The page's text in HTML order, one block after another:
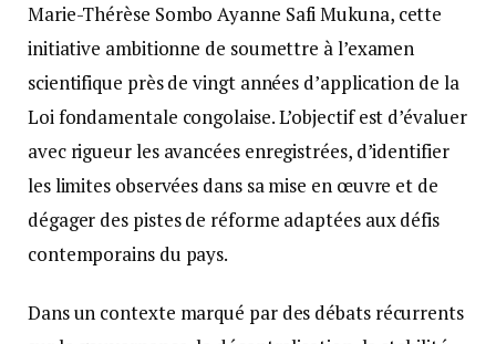
Marie-Thérèse Sombo Ayanne Safi Mukuna, cette
initiative ambitionne de soumettre à l’examen
scientifique près de vingt années d’application de la
Loi fondamentale congolaise. L’objectif est d’évaluer
avec rigueur les avancées enregistrées, d’identifier
les limites observées dans sa mise en œuvre et de
dégager des pistes de réforme adaptées aux défis
contemporains du pays.
Dans un contexte marqué par des débats récurrents